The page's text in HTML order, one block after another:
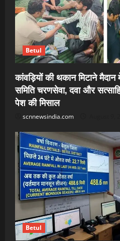
Betul
कांवड़ियों की थकान मिटाने मैदान
समिति चरणसेवा, दवा और
पेश की मिसाल
scnnewsindia.com
Betul